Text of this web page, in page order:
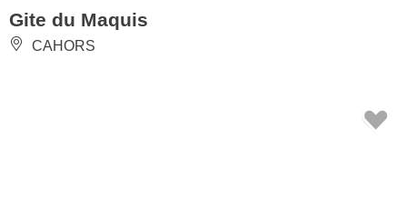
Gite du Maquis
CAHORS